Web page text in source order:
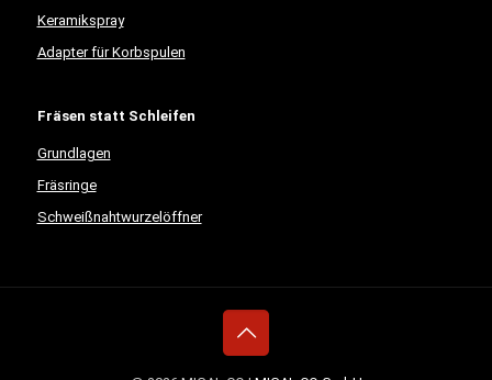
Keramikspray
Adapter für Korbspulen
Fräsen statt Schleifen
Grundlagen
Fräsringe
Schweißnahtwurzelöffner